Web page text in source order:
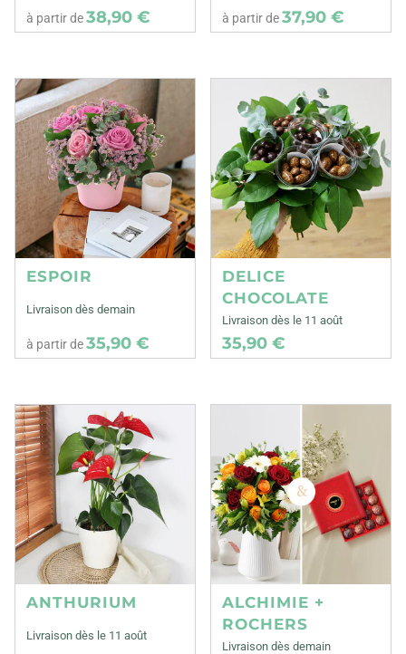
à partir de38,90 € à partir de37,90 €
ESPOIR
Livraison dès demain
à partir de35,90 €
DELICE
CHOCOLATE
Livraison dès le 11 août
35,90 €
ANTHURIUM
Livraison dès le 11 août
ALCHIMIE +
ROCHERS
Livraison dès demain